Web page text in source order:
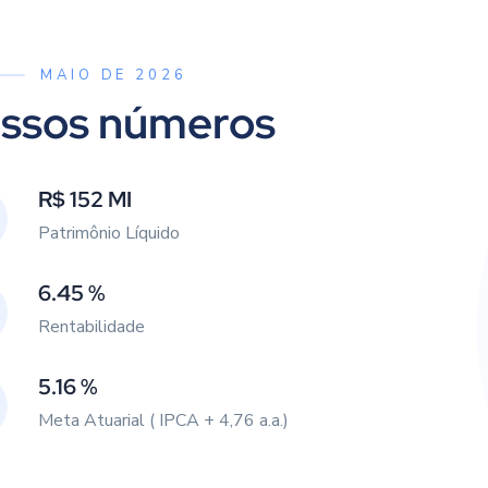
MAIO DE 2026
números
R$ 152 MI
Patrimônio Líquido
6.45 %
Rentabilidade
5.16 %
Meta Atuarial ( IPCA + 4,76 a.a.)